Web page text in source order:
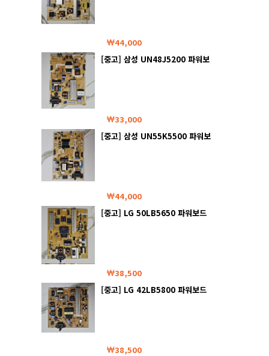
44,000
[중고] 삼성 UN48J5200 파워보
33,000
[중고] 삼성 UN55K5500 파워보
44,000
[중고] LG 50LB5650 파워보드
38,500
[중고] LG 42LB5800 파워보드
38,500